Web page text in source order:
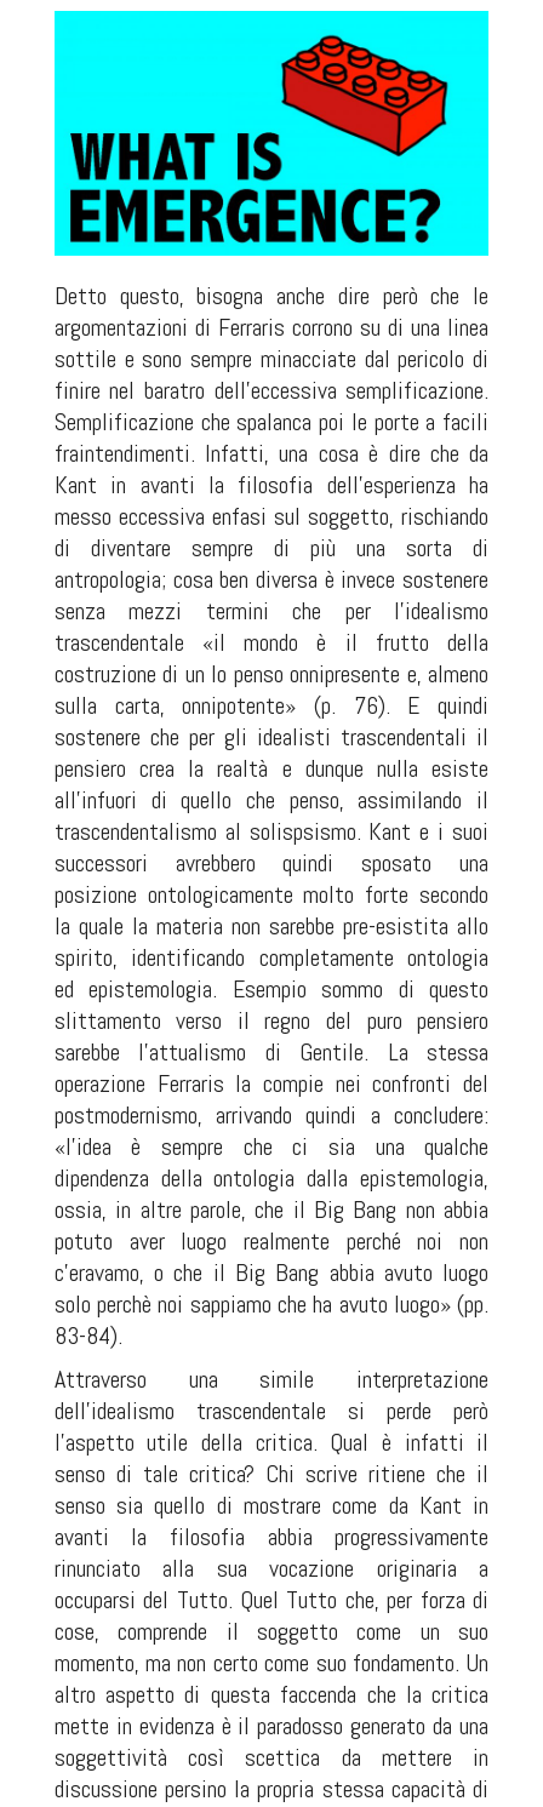
Detto questo, bisogna anche dire però che le
argomentazioni di Ferraris corrono su di una linea
sottile e sono sempre minacciate dal pericolo di
finire nel baratro dell’eccessiva semplificazione.
Semplificazione che spalanca poi le porte a facili
fraintendimenti. Infatti, una cosa è dire che da
Kant in avanti la filosofia dell’esperienza ha
messo eccessiva enfasi sul soggetto, rischiando
di diventare sempre di più una sorta di
antropologia; cosa ben diversa è invece sostenere
senza mezzi termini che per l’idealismo
trascendentale «il mondo è il frutto della
costruzione di un Io penso onnipresente e, almeno
sulla carta, onnipotente» (p. 76). E quindi
sostenere che per gli idealisti trascendentali il
pensiero crea la realtà e dunque nulla esiste
all’infuori di quello che penso, assimilando il
trascendentalismo al solispsismo. Kant e i suoi
successori avrebbero quindi sposato una
posizione ontologicamente molto forte secondo
la quale la materia non sarebbe pre-esistita allo
spirito, identificando completamente ontologia
ed epistemologia. Esempio sommo di questo
slittamento verso il regno del puro pensiero
sarebbe l’attualismo di Gentile. La stessa
operazione Ferraris la compie nei confronti del
postmodernismo, arrivando quindi a concludere:
«l’idea è sempre che ci sia una qualche
dipendenza della ontologia dalla epistemologia,
ossia, in altre parole, che il Big Bang non abbia
potuto aver luogo realmente perché noi non
c’eravamo, o che il Big Bang abbia avuto luogo
solo perchè noi sappiamo che ha avuto luogo» (pp.
83-84).
Attraverso una simile interpretazione
dell’idealismo trascendentale si perde però
l’aspetto utile della critica. Qual è infatti il
senso di tale critica? Chi scrive ritiene che il
senso sia quello di mostrare come da Kant in
avanti la filosofia abbia progressivamente
rinunciato alla sua vocazione originaria a
occuparsi del Tutto. Quel Tutto che, per forza di
cose, comprende il soggetto come un suo
momento, ma non certo come suo fondamento. Un
altro aspetto di questa faccenda che la critica
mette in evidenza è il paradosso generato da una
soggettività così scettica da mettere in
discussione persino la propria stessa capacità di